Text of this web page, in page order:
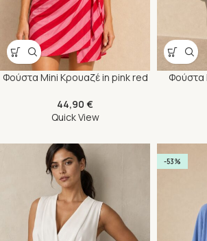
Φούστα Mini Κρουαζέ in pink red
44,90 €
Quick View
Φούστα
-53%